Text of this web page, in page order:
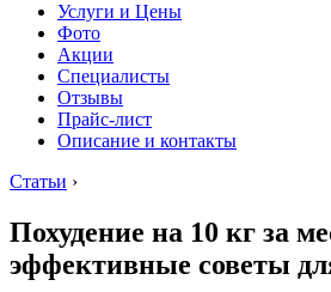
Услуги и Цены
Фото
Акции
Специалисты
Отзывы
Прайс-лист
Описание и контакты
Статьи ›
Похудение на 10 кг за
эффективные советы